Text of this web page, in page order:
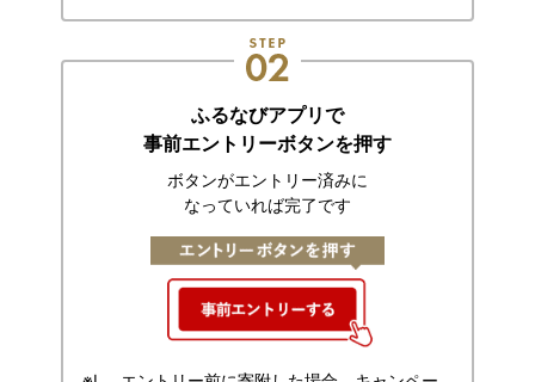
ふるなびアプリで
事前エントリーボタンを押す
ボタンがエントリー済みに
なっていれば完了です